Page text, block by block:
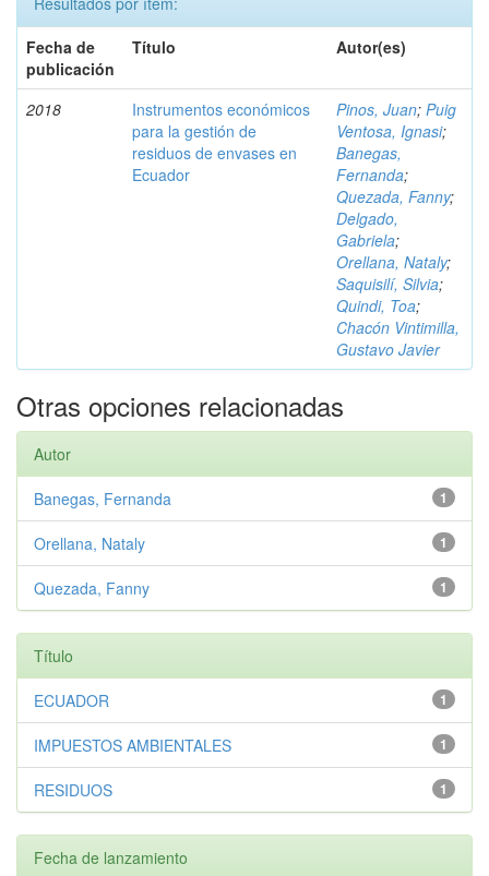
Fecha de
publicación
Título Autor(es)
2018
Instrumentos económicos
para la gestión de
residuos de envases en
Ecuador
Pinos, Juan; Puig
Ventosa, Ignasi;
Banegas,
Fernanda;
Quezada, Fanny;
Delgado,
Gabriela;
Orellana, Nataly;
Saquisilí, Silvia;
Quindi, Toa;
Chacón Vintimilla,
Gustavo Javier
Otras opciones relacionadas
Autor
1
Banegas, Fernanda
1
Orellana, Nataly
1
Quezada, Fanny
Título
1
ECUADOR
1
IMPUESTOS AMBIENTALES
1
RESIDUOS
Fecha de lanzamiento